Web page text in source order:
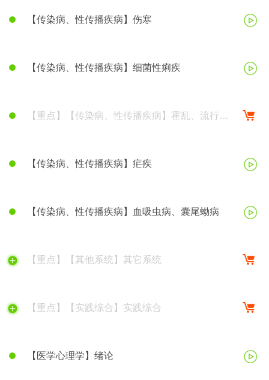
【传染病、性传播疾病】伤寒
【传染病、性传播疾病】细菌性痢疾
【重点】【传染病、性传播疾病】霍乱、流行性
【传染病、性传播疾病】疟疾
【传染病、性传播疾病】血吸虫病、囊尾蚴病
【重点】【其他系统】其它系统
【重点】【实践综合】实践综合
【医学心理学】绪论